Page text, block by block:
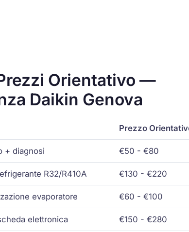
Orientativo —
Daikin Genova
Prezzo
+ diagnosi €50 - €80
R32/R410A €130 - €220
evaporatore €60 - €100
elettronica €150 - €280